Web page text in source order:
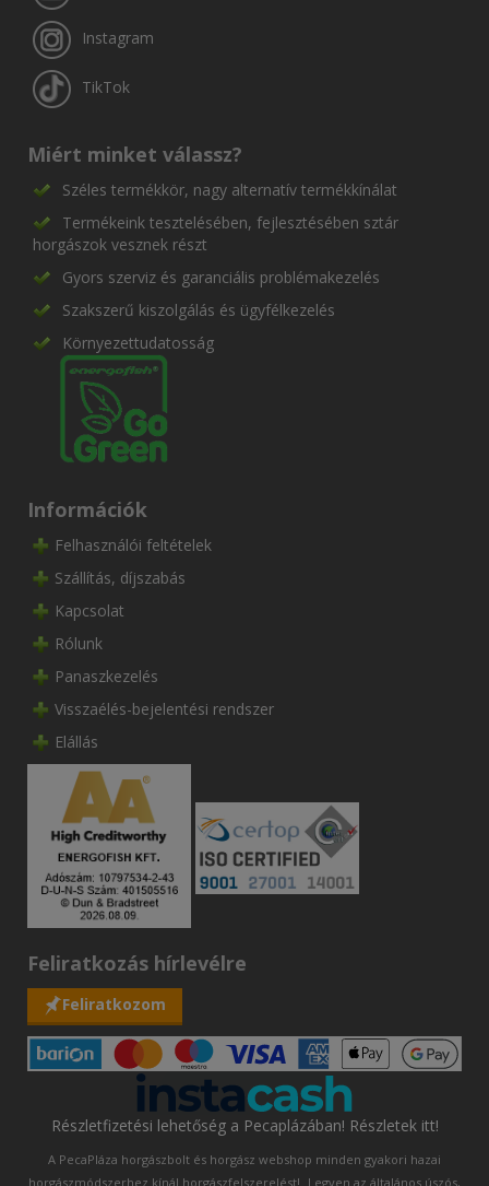
Instagram
TikTok
Miért minket válassz?
Széles termékkör, nagy alternatív termékkínálat
Termékeink tesztelésében, fejlesztésében sztár
horgászok vesznek részt
Gyors szerviz és garanciális problémakezelés
Szakszerű kiszolgálás és ügyfélkezelés
Környezettudatosság
Információk
Felhasználói feltételek
Szállítás, díjszabás
Kapcsolat
Rólunk
Panaszkezelés
Visszaélés-bejelentési rendszer
Elállás
Feliratkozás hírlevélre
Feliratkozom
Részletfizetési lehetőség a Pecaplázában! Részletek itt!
A PecaPláza horgászbolt és horgász webshop minden gyakori hazai
horgászmódszerhez kínál horgászfelszerelést! Legyen az általános úszós,